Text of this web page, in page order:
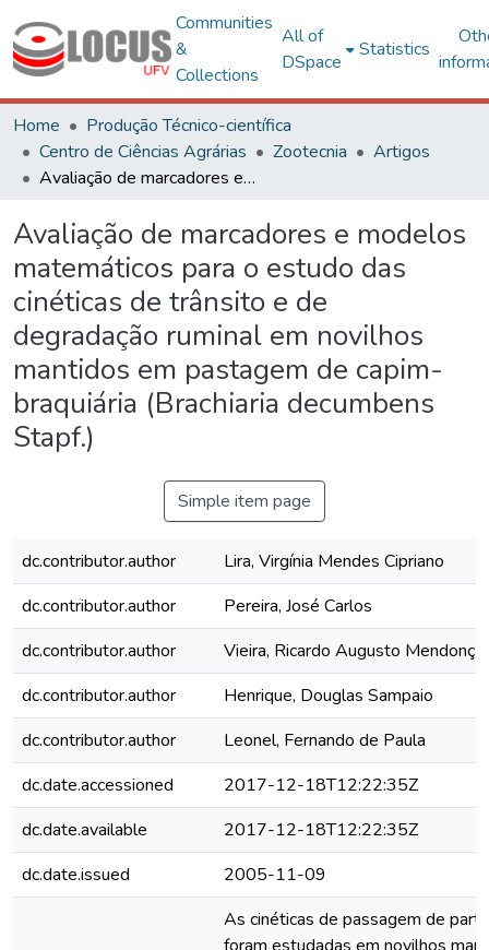
Communities
&
Collections
All of
DSpace
Statistics
Home
Produção Técnico-científica
Centro de Ciências Agrárias
Zootecnia
Artigos
Avaliação de marcadores e modelos matemáticos para o estudo das cinéticas de trânsito e de degradação ruminal em novilhos mantidos em pastagem de capim-braquiária (Brachiaria decumbens Stapf.)
Avaliação de marcadores e modelos
matemáticos para o estudo das
cinéticas de trânsito e de
degradação ruminal em novilhos
mantidos em pastagem de capim-
braquiária (Brachiaria decumbens
Stapf.)
Simple item page
dc.contributor.author
Lira, Virgínia Mendes Cipriano
dc.contributor.author
Pereira, José Carlos
dc.contributor.author
Vieira, Ricardo Augusto Mendonça
dc.contributor.author
Henrique, Douglas Sampaio
dc.contributor.author
Leonel, Fernando de Paula
dc.date.accessioned
2017-12-18T12:22:35Z
dc.date.available
2017-12-18T12:22:35Z
dc.date.issued
2005-11-09
As cinéticas de passagem de